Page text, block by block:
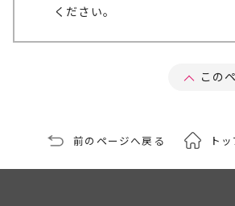
ください。
この
前のページへ戻る ト